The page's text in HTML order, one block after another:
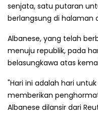
senjata, satu putaran
berlangsung di halaman
Albanese, yang telah
menuju republik, pada
belasungkawa atas
"Hari ini adalah hari
memberikan
Albanese dilansir dari